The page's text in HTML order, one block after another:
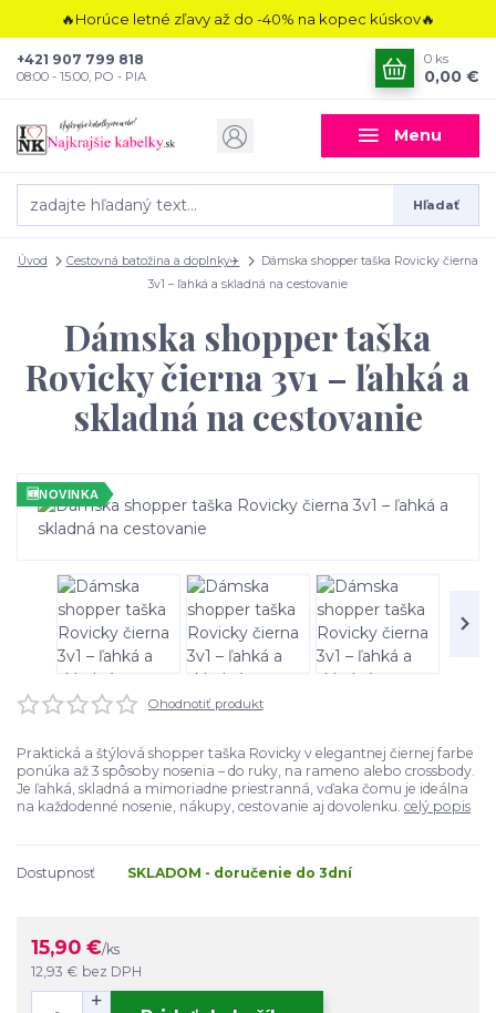
🔥Horúce letné zľavy až do -40% na kopec kúskov🔥
Menu
Hľadať
+421 907 799 818
08:00 - 15:00, PO - PIA
0 ks
0,00 €
Úvod Cestovná batožina a doplnky✈️
Dámska shopper taška Rovicky čierna
3v1 – ľahká a skladná na cestovanie
Dámska shopper taška
Rovicky čierna 3v1 – ľahká a
skladná na cestovanie
Ohodnotiť produkt
Praktická a štýlová shopper taška Rovicky v elegantnej čiernej farbe
ponúka až 3 spôsoby nosenia – do ruky, na rameno alebo crossbody.
Je ľahká, skladná a mimoriadne priestranná, vďaka čomu je ideálna
na každodenné nosenie, nákupy, cestovanie aj dovolenku. celý popis
Dostupnosť SKLADOM - doručenie do 3dní
15,90 €/ks
12,93 € bez DPH
🆕NOVINKA